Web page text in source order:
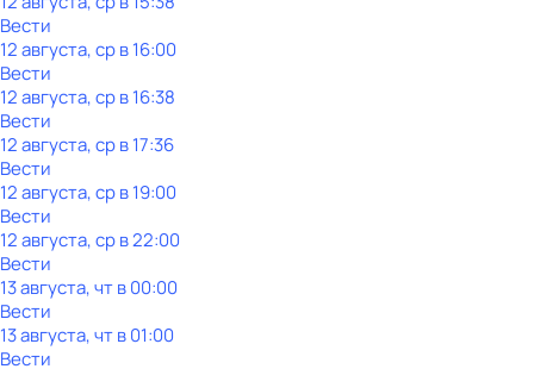
Вести
12 августа, ср в 16:00
Вести
12 августа, ср в 16:38
Вести
12 августа, ср в 17:36
Вести
12 августа, ср в 19:00
Вести
12 августа, ср в 22:00
Вести
13 августа, чт в 00:00
Вести
13 августа, чт в 01:00
Вести